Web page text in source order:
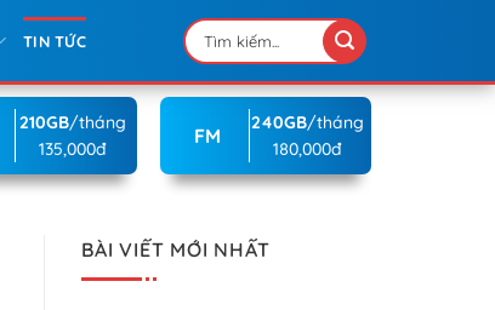
TIN TỨC
210GB/tháng
135,000đ
FM
240GB/tháng
180,000đ
BÀI VIẾT MỚI NHẤT